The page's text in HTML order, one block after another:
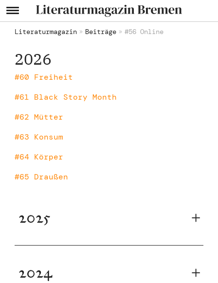
Literaturmagazin Beiträge #56 Online
2026
#60 Freiheit
#61 Black Story Month
#62 Mütter
#63 Konsum
#64 Körper
#65 Draußen
2025
2024